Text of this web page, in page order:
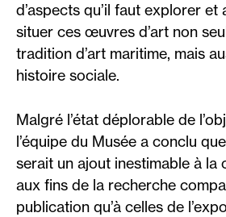
d’aspects qu’il faut explorer et
situer ces œuvres d’art non
tradition d’art maritime, mais
histoire sociale.
Malgré l’état déplorable de
l’équipe du Musée a conclu
serait un ajout inestimable à la
aux fins de la recherche
publication qu’à celles de